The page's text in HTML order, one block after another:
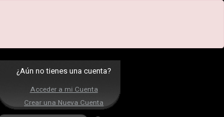
¿Aún no tienes una cuenta?
Acceder a mi Cuenta
Crear una Nueva Cuenta